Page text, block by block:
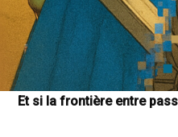
Et si la frontière entre